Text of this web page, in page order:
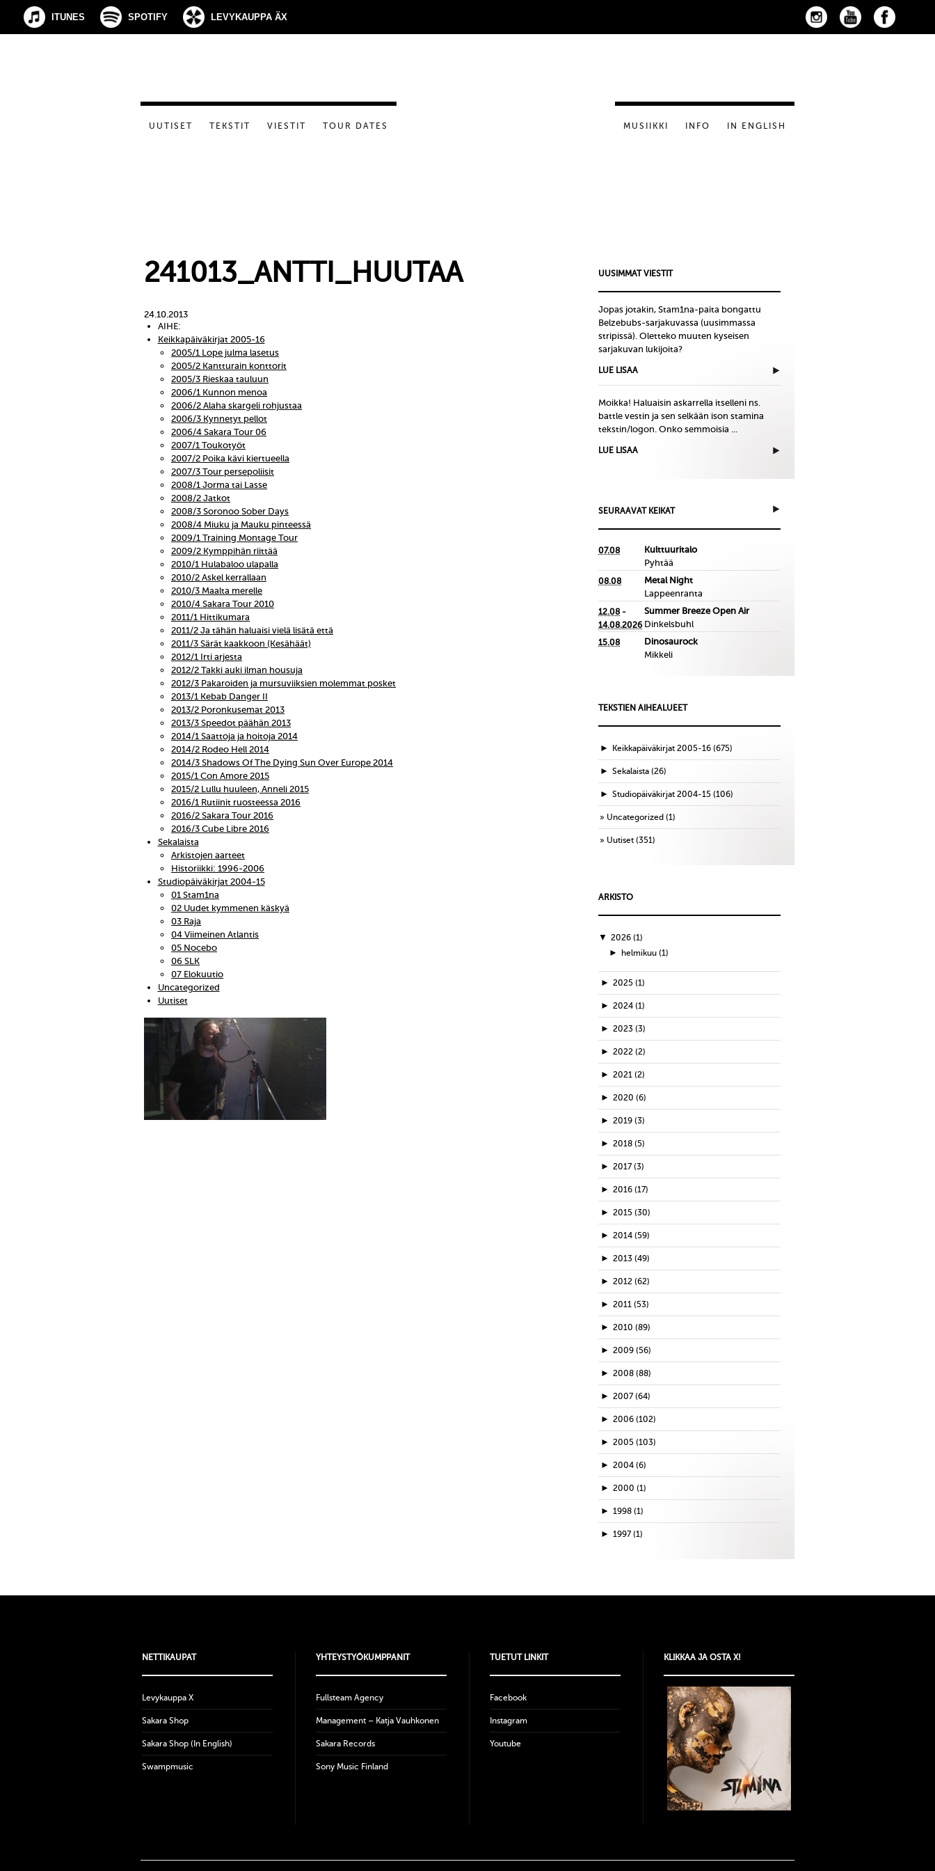
ITUNES SPOTIFY LEVYKAUPPA ÄX
UUTISET TEKSTIT VIESTIT TOUR DATES MUSIIKKI INFO IN ENGLISH
241013_ANTTI_HUUTAA
24.10.2013
AIHE:
Keikkapäiväkirjat 2005-16
2005/1 Lope julma lasetus
2005/2 Kantturain konttorit
2005/3 Rieskaa tauluun
2006/1 Kunnon menoa
2006/2 Alaha skargeli rohjustaa
2006/3 Kynnetyt pellot
2006/4 Sakara Tour 06
2007/1 Toukotyöt
2007/2 Poika kävi kiertueella
2007/3 Tour persepoliisit
2008/1 Jorma tai Lasse
2008/2 Jatkot
2008/3 Soronoo Sober Days
2008/4 Miuku ja Mauku pinteessä
2009/1 Training Montage Tour
2009/2 Kymppihän riittää
2010/1 Hulabaloo ulapalla
2010/2 Askel kerrallaan
2010/3 Maalta merelle
2010/4 Sakara Tour 2010
2011/1 Hittikumara
2011/2 Ja tähän haluaisi vielä lisätä että
2011/3 Särät kaakkoon (Kesähäät)
2012/1 Irti arjesta
2012/2 Takki auki ilman housuja
2012/3 Pakaroiden ja mursuviiksien molemmat posket
2013/1 Kebab Danger II
2013/2 Poronkusemat 2013
2013/3 Speedot päähän 2013
2014/1 Saattoja ja hoitoja 2014
2014/2 Rodeo Hell 2014
2014/3 Shadows Of The Dying Sun Over Europe 2014
2015/1 Con Amore 2015
2015/2 Lullu huuleen, Anneli 2015
2016/1 Rutiinit ruosteessa 2016
2016/2 Sakara Tour 2016
2016/3 Cube Libre 2016
Sekalaista
Arkistojen aarteet
Historiikki: 1996-2006
Studiopäiväkirjat 2004-15
01 Stam1na
02 Uudet kymmenen käskyä
03 Raja
04 Viimeinen Atlantis
05 Nocebo
06 SLK
07 Elokuutio
Uncategorized
Uutiset
UUSIMMAT VIESTIT
Jopas jotakin, Stam1na-paita bongattu
Belzebubs-sarjakuvassa (uusimmassa
stripissä). Oletteko muuten kyseisen
sarjakuvan lukijoita?
LUE LISAA
Moikka! Haluaisin askarrella itselleni ns.
battle vestin ja sen selkään ison stamina
tekstin/logon. Onko semmoisia ...
LUE LISAA
SEURAAVAT KEIKAT
07.08
Kulttuuritalo
Pyhtää
08.08
Metal Night
Lappeenranta
12.08 -
14.08.2026
Summer Breeze Open Air
Dinkelsbuhl
15.08
Dinosaurock
Mikkeli
TEKSTIEN AIHEALUEET
► Keikkapäiväkirjat 2005-16 (675)
► Sekalaista (26)
► Studiopäiväkirjat 2004-15 (106)
Uncategorized (1)
Uutiset (351)
ARKISTO
▼ 2026 (1)
► helmikuu (1)
► 2025 (1)
► 2024 (1)
► 2023 (3)
► 2022 (2)
► 2021 (2)
► 2020 (6)
► 2019 (3)
► 2018 (5)
► 2017 (3)
► 2016 (17)
► 2015 (30)
► 2014 (59)
► 2013 (49)
► 2012 (62)
► 2011 (53)
► 2010 (89)
► 2009 (56)
► 2008 (88)
► 2007 (64)
► 2006 (102)
► 2005 (103)
► 2004 (6)
► 2000 (1)
► 1998 (1)
► 1997 (1)
NETTIKAUPAT
Levykauppa X
Sakara Shop
Sakara Shop (In English)
Swampmusic
YHTEYSTYÖKUMPPANIT
Fullsteam Agency
Management – Katja Vauhkonen
Sakara Records
Sony Music Finland
TUETUT LINKIT
Facebook
Instagram
Youtube
KLIKKAA JA OSTA X!